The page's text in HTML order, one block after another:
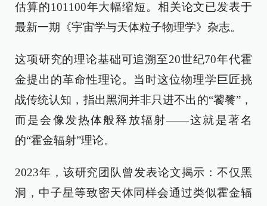
估算的101100年大幅缩短。相关论文已发表于
最新一期《宇宙学与天体粒子物理学》杂志。
这项研究的理论基础可追溯至20世纪70年代霍
金提出的革命性理论。当时这位物理学巨匠挑
战传统认知，指出黑洞并非只进不出的“饕餮”，
而是会像发热体般释放辐射——这就是著名
的“霍金辐射”理论。
2023年，该研究团队曾发表论文揭示：不仅黑
洞，中子星等致密天体同样会通过类似霍金辐